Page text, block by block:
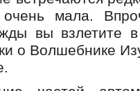
очень мала.
вы взлетите
о Волшебнике